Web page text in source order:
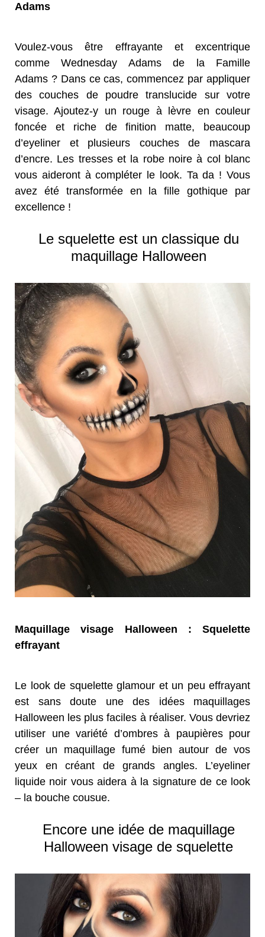
Adams
Voulez-vous être effrayante et excentrique
comme Wednesday Adams de la Famille
Adams ? Dans ce cas, commencez par appliquer
des couches de poudre translucide sur votre
visage. Ajoutez-y un rouge à lèvre en couleur
foncée et riche de finition matte, beaucoup
d’eyeliner et plusieurs couches de mascara
d’encre. Les tresses et la robe noire à col blanc
vous aideront à compléter le look. Ta da ! Vous
avez été transformée en la fille gothique par
excellence !
Le squelette est un classique du
maquillage Halloween
Maquillage visage Halloween : Squelette
effrayant
Le look de squelette glamour et un peu effrayant
est sans doute une des idées maquillages
Halloween les plus faciles à réaliser. Vous devriez
utiliser une variété d’ombres à paupières pour
créer un maquillage fumé bien autour de vos
yeux en créant de grands angles. L’eyeliner
liquide noir vous aidera à la signature de ce look
– la bouche cousue.
Encore une idée de maquillage
Halloween visage de squelette